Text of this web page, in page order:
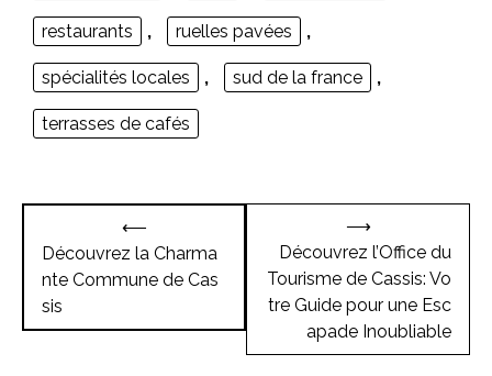
restaurants , ruelles pavées ,
spécialités locales , sud de la france ,
terrasses de cafés
Navigation
de
l’article
⟵
Découvrez la Charma
nte Commune de Cas
sis
Découvrez l’Office du
Tourisme de Cassis: Vo
tre Guide pour une Esc
apade Inoubliable
⟶